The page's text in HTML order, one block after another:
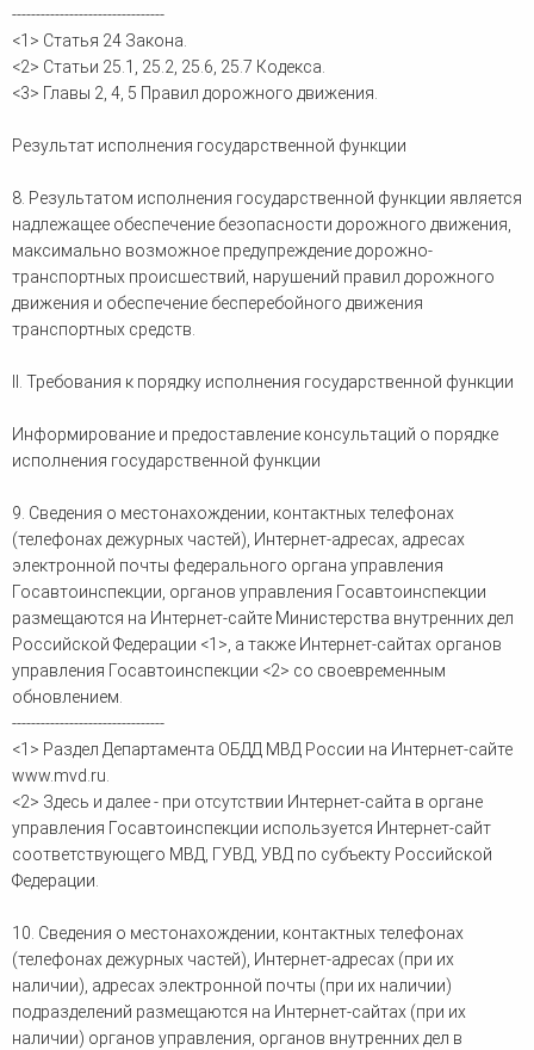
--------------------------------
<1> Статья 24 Закона.
<2> Статьи 25.1, 25.2, 25.6, 25.7 Кодекса.
<3> Главы 2, 4, 5 Правил дорожного движения.
Результат исполнения государственной функции
8. Результатом исполнения государственной функции является
надлежащее обеспечение безопасности дорожного движения,
максимально возможное предупреждение дорожно-
транспортных происшествий, нарушений правил дорожного
движения и обеспечение бесперебойного движения
транспортных средств.
II. Требования к порядку исполнения государственной функции
Информирование и предоставление консультаций о порядке
исполнения государственной функции
9. Сведения о местонахождении, контактных телефонах
(телефонах дежурных частей), Интернет-адресах, адресах
электронной почты федерального органа управления
Госавтоинспекции, органов управления Госавтоинспекции
размещаются на Интернет-сайте Министерства внутренних дел
Российской Федерации <1>, а также Интернет-сайтах органов
управления Госавтоинспекции <2> со своевременным
обновлением.
--------------------------------
<1> Раздел Департамента ОБДД МВД России на Интернет-сайте
www.mvd.ru.
<2> Здесь и далее - при отсутствии Интернет-сайта в органе
управления Госавтоинспекции используется Интернет-сайт
соответствующего МВД, ГУВД, УВД по субъекту Российской
Федерации.
10. Сведения о местонахождении, контактных телефонах
(телефонах дежурных частей), Интернет-адресах (при их
наличии), адресах электронной почты (при их наличии)
подразделений размещаются на Интернет-сайтах (при их
наличии) органов управления, органов внутренних дел в